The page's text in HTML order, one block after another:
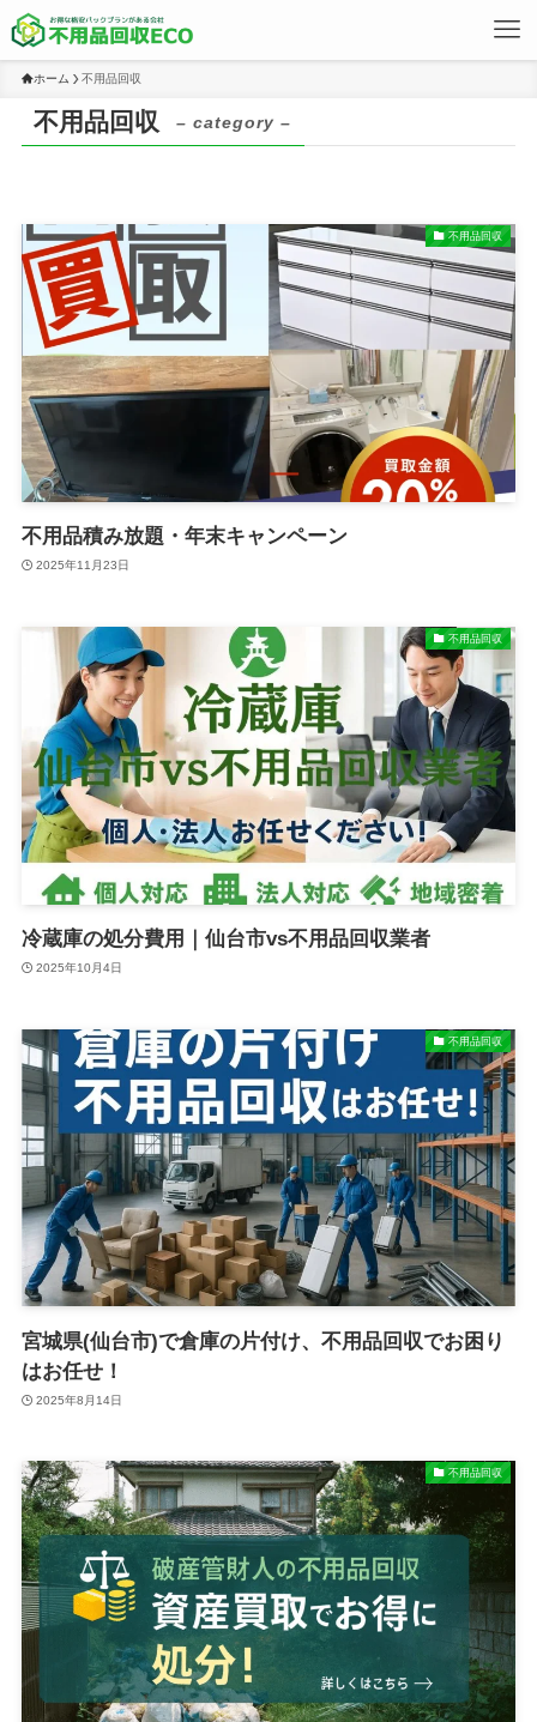
ホーム 不用品回収
不用品回収 – category –
不用品回収
不用品積み放題・年末キャンペーン
2025年11月23日
不用品回収
冷蔵庫の処分費用｜仙台市vs不用品回収業者
2025年10月4日
不用品回収
宮城県(仙台市)で倉庫の片付け、不用品回収でお困り
はお任せ！
2025年8月14日
不用品回収